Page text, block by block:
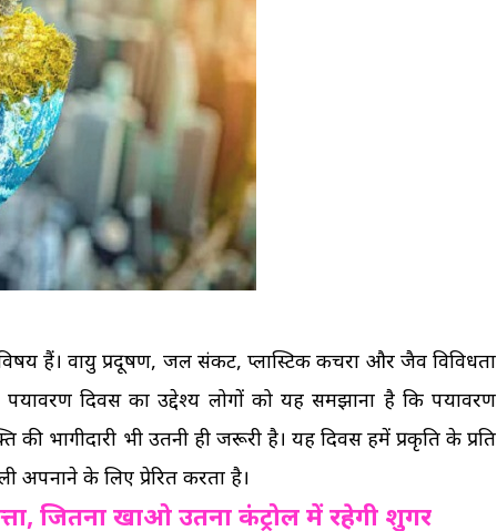
हैं। वायु प्रदूषण, जल संकट, प्लास्टिक कचरा और जैव विविधता
दिवस का उद्देश्य लोगों को यह समझाना है कि पर्यावरण
की भागीदारी भी उतनी ही जरूरी है। यह दिवस हमें प्रकृति के प्रति
अपनाने के लिए प्रेरित करता है।
जितना खाओ उतना कंट्रोल में रहेगी शुगर